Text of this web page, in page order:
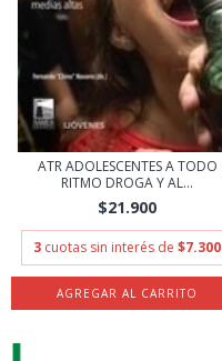
ATR ADOLESCENTES A TODO
RITMO DROGA Y AL...
$21.900
3 cuotas sin interés de $7.300